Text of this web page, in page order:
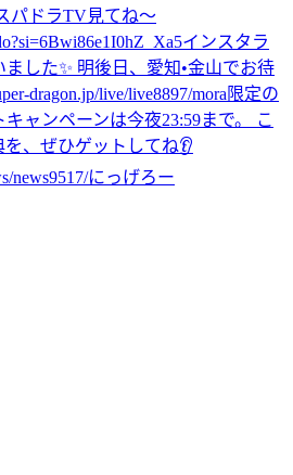
パドラTV見てね〜
インスタラ
した✨ 明後日、愛知•金山でお待
dragon.jp/live/live8897/mora限定の
ャンペーンは今夜23:59まで。 こ
、ぜひゲットしてね👂
news9517/にっげろー